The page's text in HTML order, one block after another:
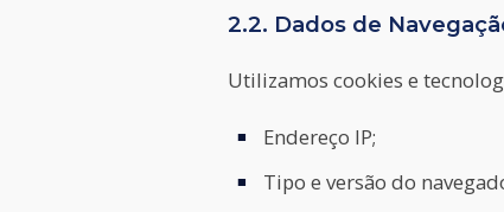
2.2. Dados de
Utilizamos cookies e
Endereço IP;
Tipo e versão do